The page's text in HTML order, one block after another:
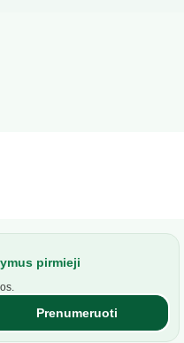
pirmieji
Prenumeruoti